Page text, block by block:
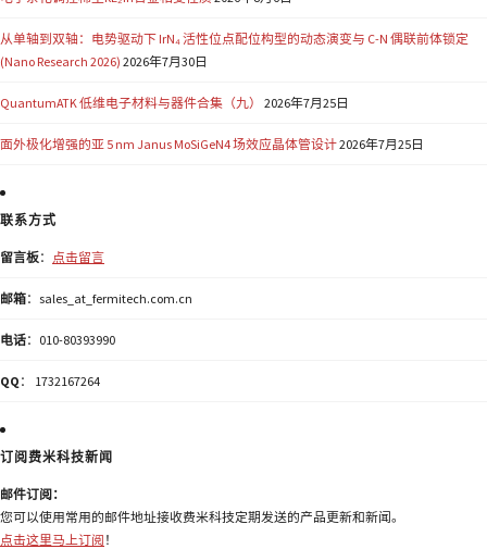
从单轴到双轴：电势驱动下 IrN₄ 活性位点配位构型的动态演变与 C-N 偶联前体锁定
(Nano Research 2026) 2026年7月30日
QuantumATK 低维电子材料与器件合集（九） 2026年7月25日
面外极化增强的亚 5 nm Janus MoSiGeN4 场效应晶体管设计2026年7月25日
联系方式
留言板： 点击留言
邮箱：sales_at_fermitech.com.cn
电话：010-80393990
QQ ： 1732167264
订阅费米科技新闻
邮件订阅：
您可以使用常用的邮件地址接收费米科技定期发送的产品更新和新闻。
点击这里马上订阅 ！